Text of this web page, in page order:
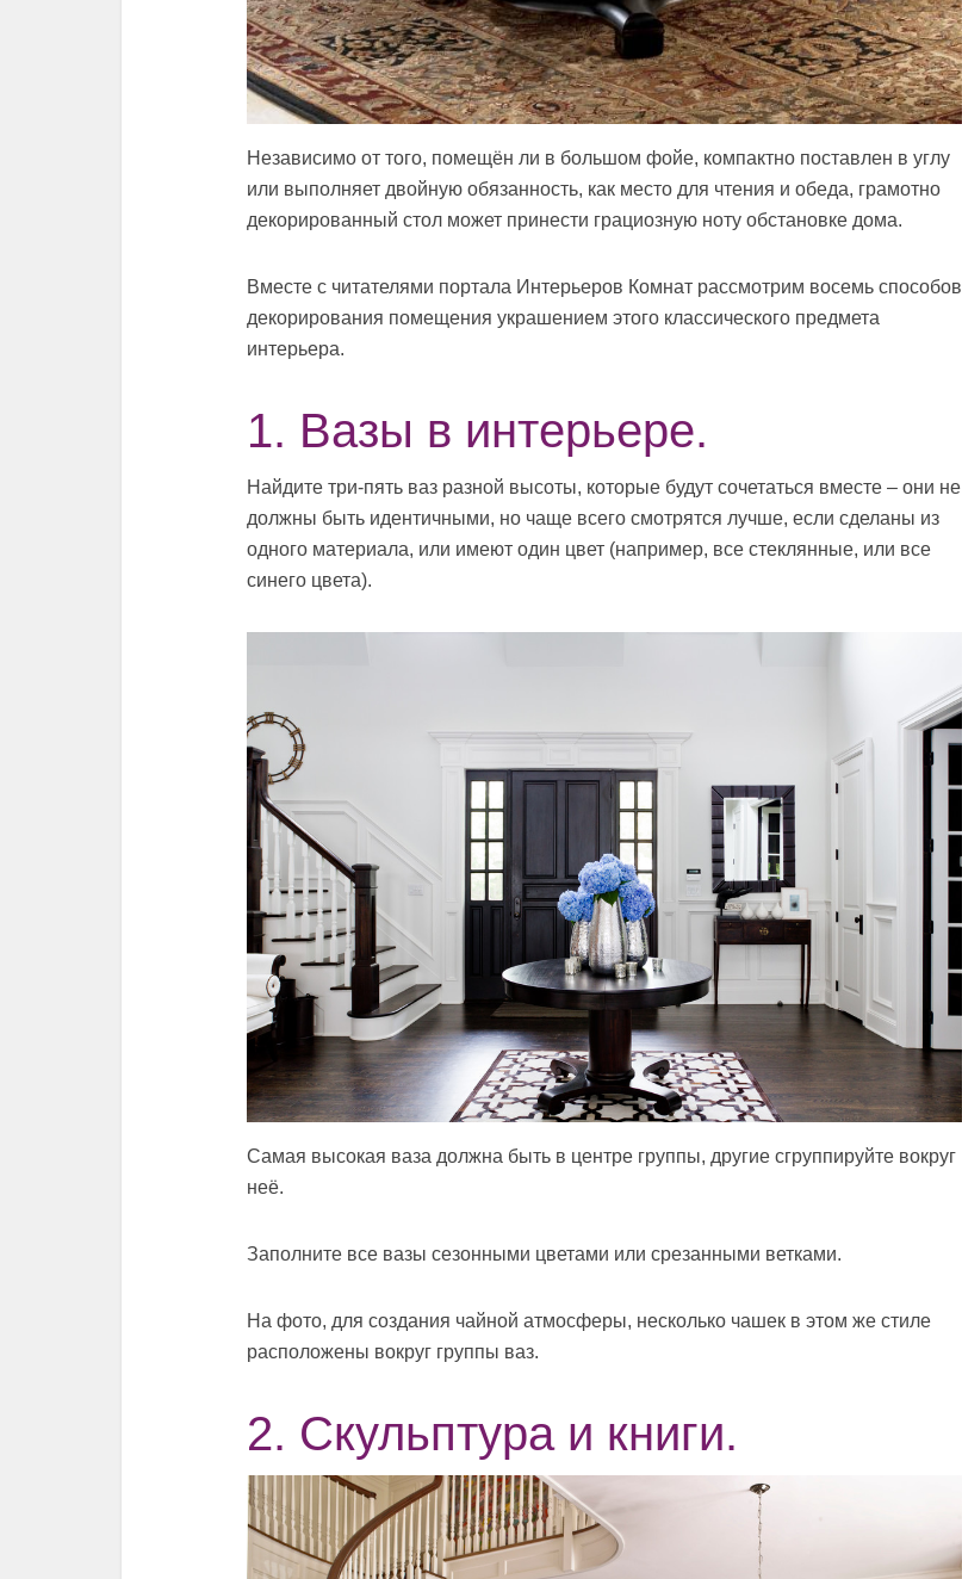
Независимо от того, помещён ли в большом фойе, компактно поставлен в углу
или выполняет двойную обязанность, как место для чтения и обеда, грамотно
декорированный стол может принести грациозную ноту обстановке дома.
Вместе с читателями портала Интерьеров Комнат рассмотрим восемь способов
декорирования помещения украшением этого классического предмета
интерьера.
1. Вазы в интерьере.
Найдите три-пять ваз разной высоты, которые будут сочетаться вместе – они не
должны быть идентичными, но чаще всего смотрятся лучше, если сделаны из
одного материала, или имеют один цвет (например, все стеклянные, или все
синего цвета).
Самая высокая ваза должна быть в центре группы, другие сгруппируйте вокруг
неё.
Заполните все вазы сезонными цветами или срезанными ветками.
На фото, для создания чайной атмосферы, несколько чашек в этом же стиле
расположены вокруг группы ваз.
2. Скульптура и книги.